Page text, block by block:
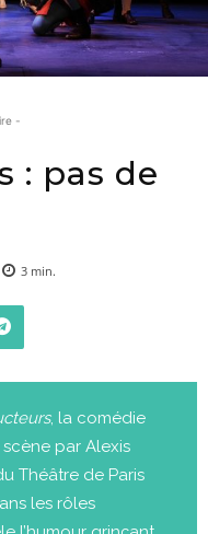
-
: pas de
3 min.
, la comédie
par Alexis
Théâtre de Paris
les rôles